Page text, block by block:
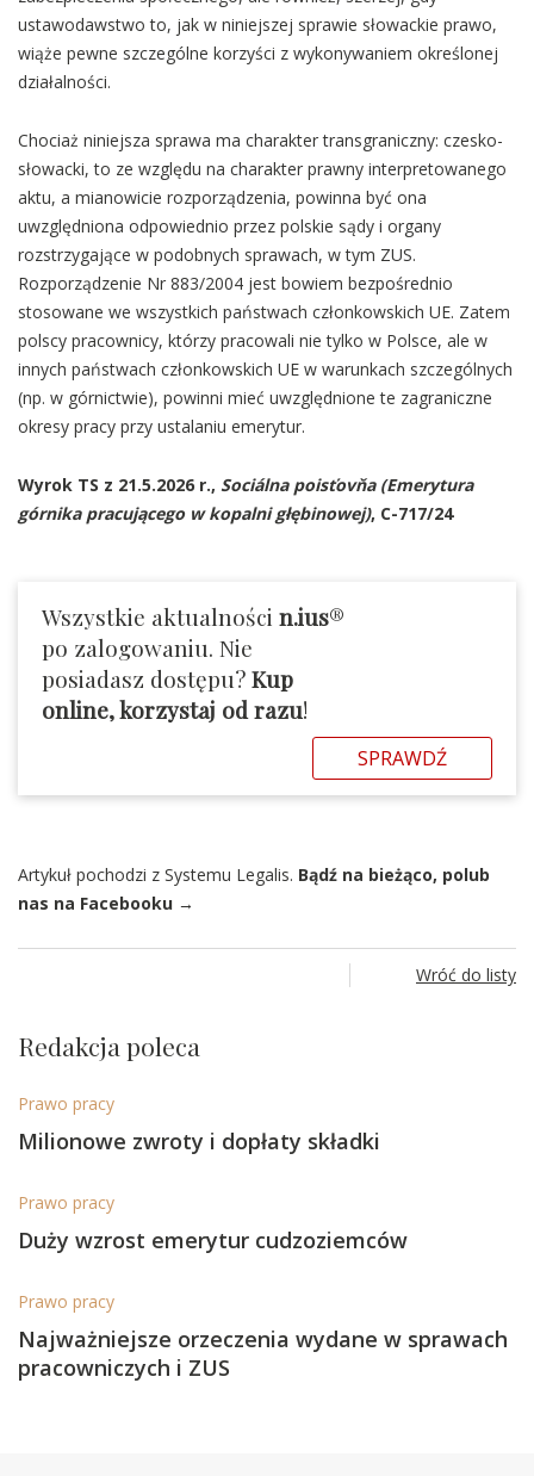
ustawodawstwo to, jak w niniejszej sprawie słowackie prawo,
wiąże pewne szczególne korzyści z wykonywaniem określonej
działalności.
Chociaż niniejsza sprawa ma charakter transgraniczny: czesko-
słowacki, to ze względu na charakter prawny interpretowanego
aktu, a mianowicie rozporządzenia, powinna być ona
uwzględniona odpowiednio przez polskie sądy i organy
rozstrzygające w podobnych sprawach, w tym ZUS.
Rozporządzenie Nr 883/2004 jest bowiem bezpośrednio
stosowane we wszystkich państwach członkowskich UE. Zatem
polscy pracownicy, którzy pracowali nie tylko w Polsce, ale w
innych państwach członkowskich UE w warunkach szczególnych
(np. w górnictwie), powinni mieć uwzględnione te zagraniczne
okresy pracy przy ustalaniu emerytur.
Wyrok TS z 21.5.2026 r., Sociálna poisťovňa (Emerytura
górnika pracującego w kopalni głębinowej), C-717/24
Wszystkie aktualności n.ius®
po zalogowaniu. Nie
posiadasz dostępu?Kup
online, korzystaj od razu!
SPRAWDŹ
Artykuł pochodzi z Systemu Legalis. Bądź na bieżąco, polub
nas na Facebooku →
Wróć do listy
Redakcja poleca
Prawo pracy
Milionowe zwroty i dopłaty składki
Prawo pracy
Duży wzrost emerytur cudzoziemców
Prawo pracy
Najważniejsze orzeczenia wydane w sprawach
pracowniczych i ZUS